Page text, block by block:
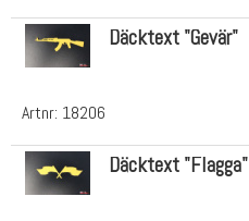
Artnr: 18206
Däcktext "Gevär"
Däcktext "Flagga"